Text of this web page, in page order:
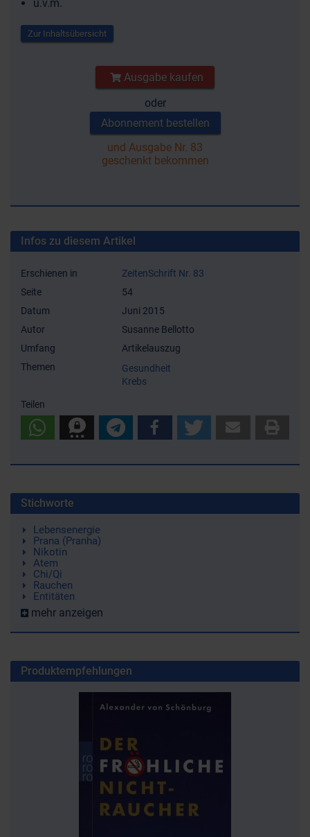
u.v.m.
Zur Inhaltsübersicht
Ausgabe kaufen
oder
Abonnement bestellen
und Ausgabe Nr. 83
geschenkt bekommen
Infos zu diesem Artikel
Erschienen in
ZeitenSchrift Nr. 83
Seite
54
Datum
Juni 2015
Autor
Susanne Bellotto
Umfang
Artikelauszug
Themen
Gesundheit
Krebs
Teilen
Stichworte
Lebensenergie
Prana (Pranha)
Nikotin
Atem
Chi/Qi
Rauchen
Entitäten
mehr anzeigen
Produktempfehlungen